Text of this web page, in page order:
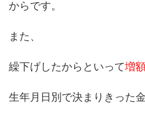
からです。
また、
繰下げしたからといって増
生年月日別で決まりきった